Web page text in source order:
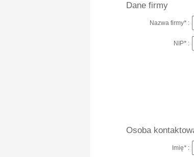
Dane firmy
Nazwa firmy* :
NIP* :
Osoba
Imię* :